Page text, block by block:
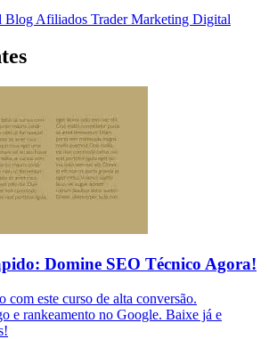
Blog Afiliados TraderMarketing Digital
Domine SEO Técnico Agora!
com este curso de alta conversão.
e rankeamento no Google. Baixe já e